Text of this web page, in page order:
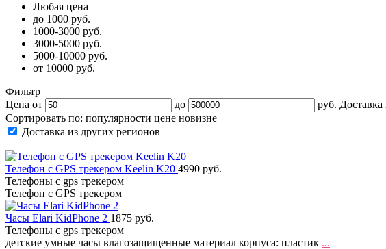
Любая цена
до 1000 руб.
1000-3000 руб.
3000-5000 руб.
5000-10000 руб.
от 10000 руб.
Фильтр
Цена от
до руб. Доставка
Сортировать по: популярности цене новизне
Доставка из других регионов
Телефон с GPS трекером Keelin K20 4990 руб.
Телефоны с gps трекером
Телефон с GPS трекером
Часы Elari KidPhone 2 1875 руб.
Телефоны с gps трекером
детские умные часы влагозащищенные материал корпуса: пластик ...